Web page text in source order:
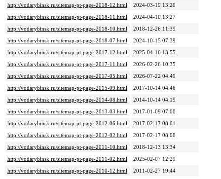
http://vodarybinsk.ru/sitemap-pt-page-2018-12.html
2024-03-19 13:20
http://vodarybinsk.ru/sitemap-pt-page-2018-11.html
2024-04-10 13:27
http://vodarybinsk.ru/sitemap-pt-page-2018-10.html
2018-12-26 11:39
http://vodarybinsk.ru/sitemap-pt-page-2018-07.html
2024-10-15 07:39
http://vodarybinsk.ru/sitemap-pt-page-2017-12.html
2025-04-16 13:55
http://vodarybinsk.ru/sitemap-pt-page-2017-11.html
2026-02-26 10:35
http://vodarybinsk.ru/sitemap-pt-page-2017-05.html
2026-07-22 04:49
http://vodarybinsk.ru/sitemap-pt-page-2015-09.html
2017-10-14 04:46
http://vodarybinsk.ru/sitemap-pt-page-2014-08.html
2014-10-14 04:19
http://vodarybinsk.ru/sitemap-pt-page-2013-03.html
2017-01-09 07:00
http://vodarybinsk.ru/sitemap-pt-page-2012-06.html
2017-02-17 08:01
http://vodarybinsk.ru/sitemap-pt-page-2012-02.html
2017-02-17 08:00
http://vodarybinsk.ru/sitemap-pt-page-2011-10.html
2018-12-13 13:34
http://vodarybinsk.ru/sitemap-pt-page-2011-02.html
2025-02-07 12:29
http://vodarybinsk.ru/sitemap-pt-page-2010-12.html
2011-02-27 19:44